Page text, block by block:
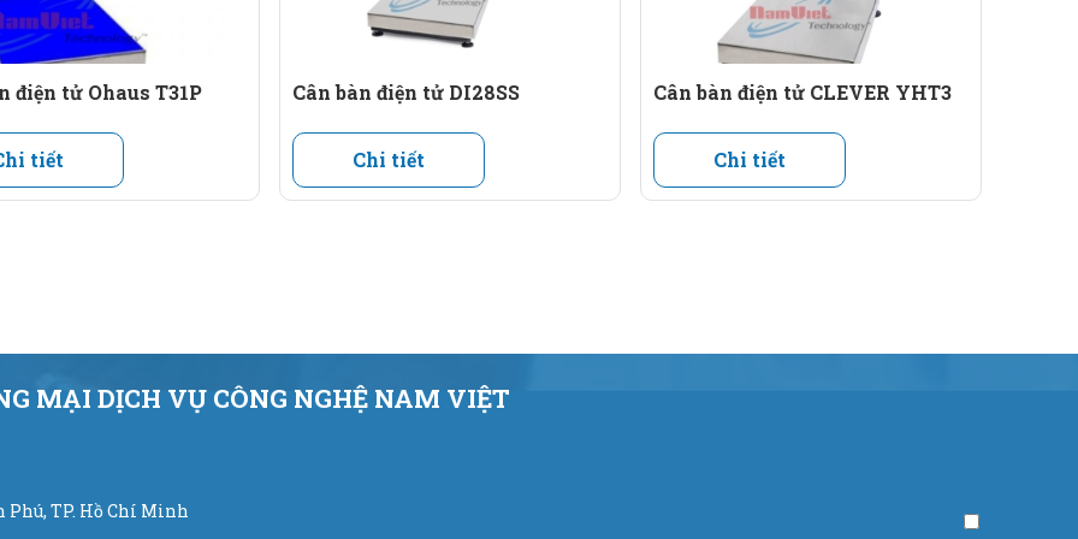
Toledo.
hoặc máy in.
0.5m x 0.7m, 0.6m x 0.8m) hoặc tùy chọn kích thước.
điện tử Ohaus T31P
tiết
Cân bàn điện tử DI28SS
Chi tiết
Cân bàn điện tử CLEVER YHT3
Chi tiết
MẠI DỊCH VỤ CÔNG NGHỆ NAM VIỆT
Phú, TP. Hồ Chí Minh